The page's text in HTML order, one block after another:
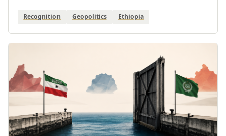
Recognition Geopolitics Ethiopia